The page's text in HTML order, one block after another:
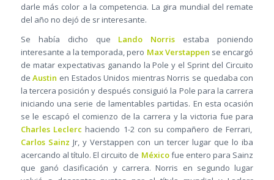
darle más color a la competencia. La gira mundial del remate
del año no dejó de sr interesante.
Se había dicho que Lando Norris estaba poniendo
interesante a la temporada, pero Max Verstappen se encargó
de matar expectativas ganando la Pole y el Sprint del Circuito
deAustin en Estados Unidos mientras Norris se quedaba con
la tercera posición y después consiguió la Pole para la carrera
iniciando una serie de lamentables partidas. En esta ocasión
se le escapó el comienzo de la carrera y la victoria fue para
Charles Leclerc haciendo 1-2 con su compañero de Ferrari,
Carlos Sainz Jr, y Verstappen con un tercer lugar que lo iba
acercando al título. El circuito de Méxicofue entero para Sainz
que ganó clasificación y carrera. Norris en segundo lugar